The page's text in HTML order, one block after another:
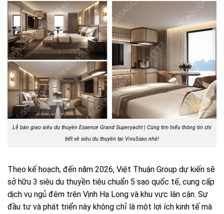
Lễ bàn giao siêu du thuyền Essence Grand Superyacht | Cùng tìm hiểu thông tin chi
tiết về siêu du thuyền tại Vivu5sao nhé!
Theo kế hoạch, đến năm 2026, Việt Thuận Group dự kiến sẽ
sở hữu 3 siêu du thuyền tiêu chuẩn 5 sao quốc tế, cung cấp
dịch vụ ngủ đêm trên Vịnh Hạ Long và khu vực lân cận. Sự
đầu tư và phát triển này không chỉ là một lợi ích kinh tế mà